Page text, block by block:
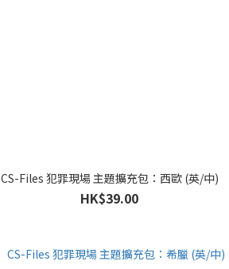
CS-Files 犯罪現場 主題擴充包：西歐 (英/中)
HK$39.00